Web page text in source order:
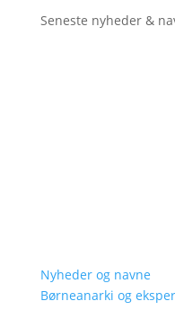
Seneste nyheder &
Nyheder og navne
Børneanarki og